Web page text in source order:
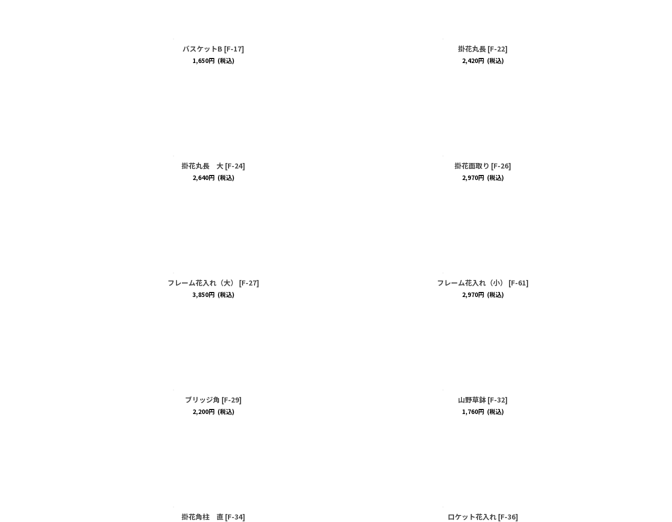
バスケットB [F-17]
1,650円 (税込)
掛花丸長 [F-22]
2,420円 (税込)
掛花丸長 大 [F-24]
2,640円 (税込)
掛花面取り [F-26]
2,970円 (税込)
フレーム花入れ（大） [F-27]
3,850円 (税込)
フレーム花入れ（小） [F-61]
2,970円 (税込)
ブリッジ角 [F-29]
2,200円 (税込)
山野草鉢 [F-32]
1,760円 (税込)
掛花角柱 直 [F-34] ロケット花入れ [F-36]